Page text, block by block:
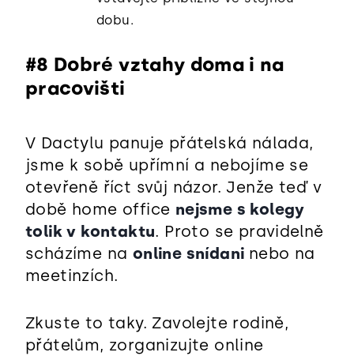
dobu.
#8 Dobré vztahy doma i na
pracovišti
V Dactylu panuje přátelská nálada,
jsme k sobě upřímní a nebojíme se
otevřeně říct svůj názor. Jenže teď v
době home office nejsme s kolegy
tolik v kontaktu. Proto se pravidelně
scházíme na online snídani nebo na
meetinzích.
Zkuste to taky. Zavolejte rodině,
přátelům, zorganizujte online